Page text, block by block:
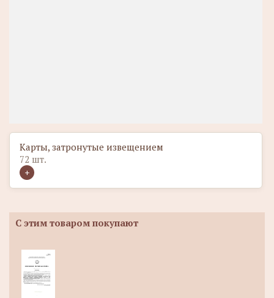
Карты, затронутые извещением
72 шт.
С этим товаром покупают